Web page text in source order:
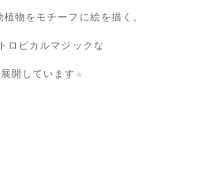
物をモチーフに絵を描く。
ロピカルマジックな
開しています☆